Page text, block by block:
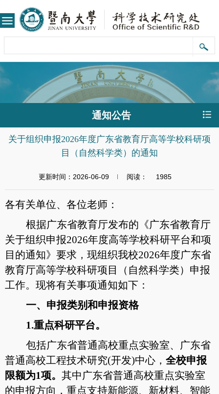
通知公告
关于组织申报2026年度广东省教育厅高等学校科研项
目（自然科学类）的通知
更新时间：2026-06-09 阅读： 1985
各有关单位、各位老师：
根据广东省教育厅发布的《广东省教育厅
关于组织申报2026年度高等学校科研平台和项
目的通知》要求，现组织我校2026年度广东省
教育厅高等学校科研项目（自然科学类）申报
工作。现将有关事项通知如下：
一、申报类别和申报资格
1.重点科研平台。
包括广东省普通高校重点实验室、广东省
普通高校工程技术研究(开发)中心 ， 全校申报
限额为1项。 其中广东省普通高校重点实验室
的申报方向，重点支持新能源、新材料、智能